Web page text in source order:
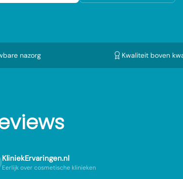
nazorg Kwaliteit boven
KliniekErvaringen.nl
Eerlijk over cosmetische klinieken